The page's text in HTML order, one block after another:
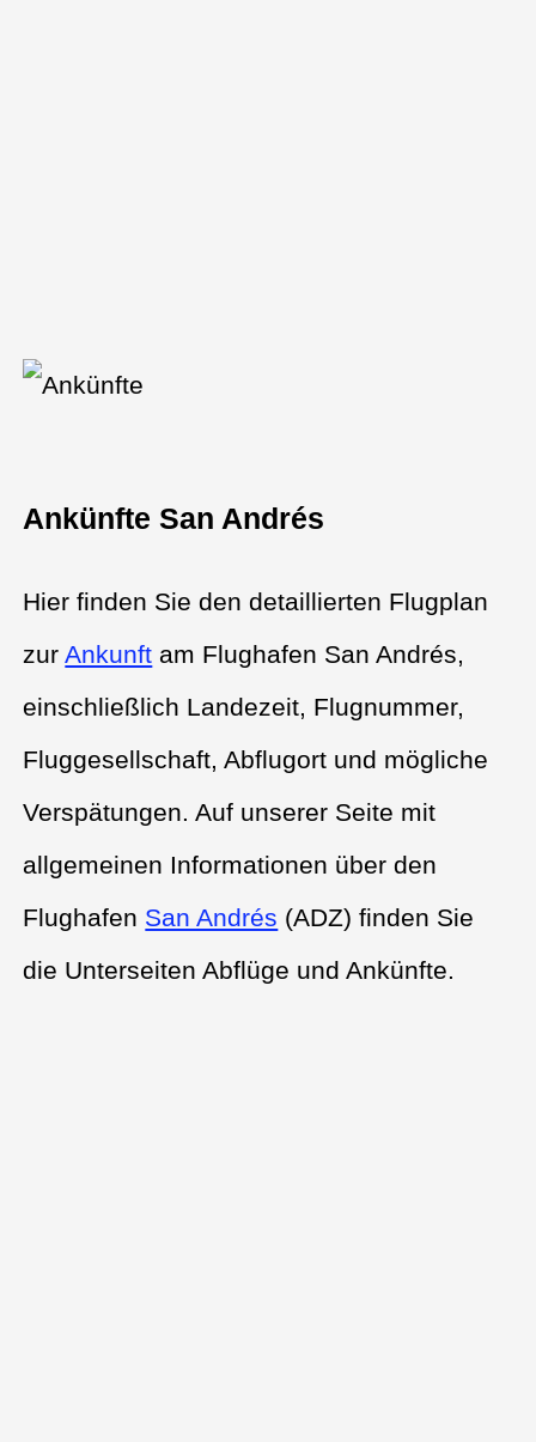
Ankünfte San Andrés
Hier finden Sie den detaillierten Flugplan
zurAnkunft am Flughafen San Andrés,
einschließlich Landezeit, Flugnummer,
Fluggesellschaft, Abflugort und mögliche
Verspätungen. Auf unserer Seite mit
allgemeinen Informationen über den
Flughafen San Andrés (ADZ) finden Sie
die Unterseiten Abflüge und Ankünfte.